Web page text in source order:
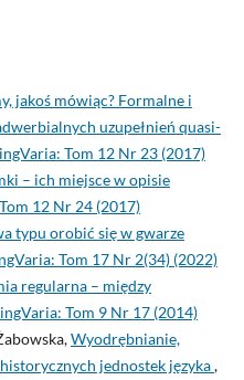
jakoś mówiąc? Formalne i
uzupełnień quasi-
Tom 12 Nr 23 (2017)
– ich miejsce w opisie
12 Nr 24 (2017)
typu orobić się w gwarze
Tom 17 Nr 2(34) (2022)
regularna – między
Tom 9 Nr 17 (2014)
Wyodrębnianie,
jednostek języka,